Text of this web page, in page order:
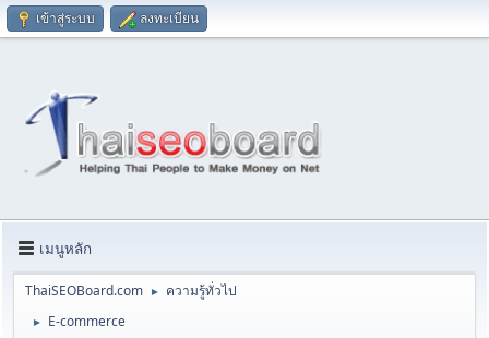
เข้าสู่ระบบ ลงทะเบียน
เมนูหลัก
ThaiSEOBoard.com ► ความรู้ทั่วไป
►
E-commerce